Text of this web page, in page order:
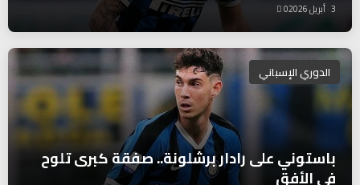
3 أبريل 2026 0
الدوري الإسباني
باستوني على رادار برشلونة.. صفقة كبرى تلوح
في الأفق